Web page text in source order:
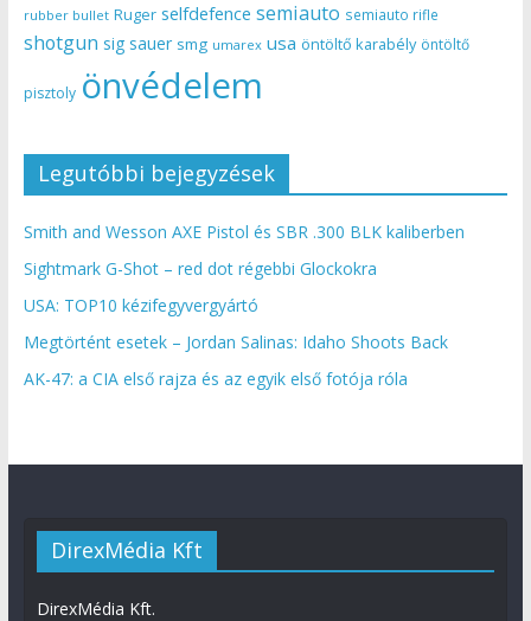
rubber bullet Ruger selfdefence semiauto semiauto rifle
shotgun sig sauer smg umarex usa öntöltő karabély öntöltő
pisztoly önvédelem
Legutóbbi bejegyzések
Smith and Wesson AXE Pistol és SBR .300 BLK kaliberben
Sightmark G-Shot – red dot régebbi Glockokra
USA: TOP10 kézifegyvergyártó
Megtörtént esetek – Jordan Salinas: Idaho Shoots Back
AK-47: a CIA első rajza és az egyik első fotója róla
DirexMédia Kft
DirexMédia Kft.